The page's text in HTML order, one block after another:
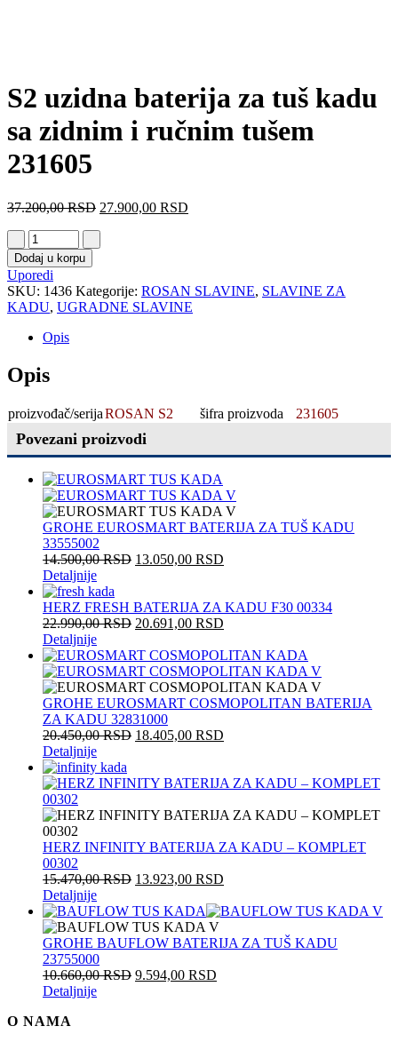
S2 uzidna baterija za tuš kadu
sa zidnim i ručnim tušem
231605
37.200,00RSD 27.900,00 RSD
Dodaj u korpu
Uporedi
SKU: 1436 Kategorije: ROSAN SLAVINE, SLAVINE ZA
KADU, UGRADNE SLAVINE
Opis
Opis
proizvođač/serijaROSAN S2 šifra proizvoda 231605
Povezani proizvodi
GROHE EUROSMART BATERIJA ZA TUŠ KADU
33555002
14.500,00RSD 13.050,00 RSD
Detaljnije
HERZ FRESH BATERIJA ZA KADU F30 00334
22.990,00RSD 20.691,00 RSD
Detaljnije
GROHE EUROSMART COSMOPOLITAN BATERIJA
ZA KADU 32831000
20.450,00RSD 18.405,00 RSD
Detaljnije
HERZ INFINITY BATERIJA ZA KADU – KOMPLET
00302
15.470,00RSD 13.923,00 RSD
Detaljnije
GROHE BAUFLOW BATERIJA ZA TUŠ KADU
23755000
10.660,00RSD 9.594,00 RSD
Detaljnije
O NAMA